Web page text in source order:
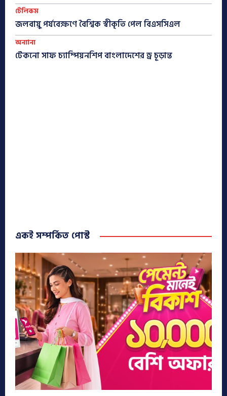
টেলিকম
জলবায়ু পর্যবেক্ষণে বৈশ্বিক স্বীকৃতি পেল বিএসসিএল
অন্যান্য
টেকনো সাফ চ্যাম্পিয়নশিপ বাংলাদেশের ড্র চূড়ান্ত
একই সম্পর্কিত পোস্ট